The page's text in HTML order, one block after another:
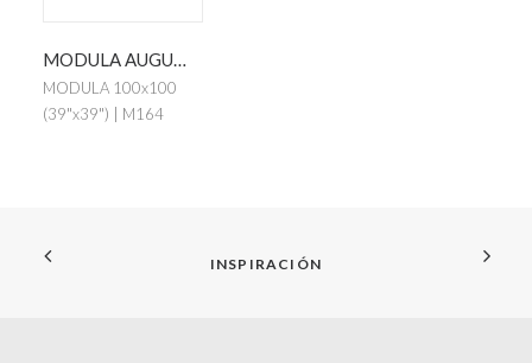
MODULA AUGUSTA BEIGE
MODULA 100x100
(39"x39") | M164
INSPIRACIÓN